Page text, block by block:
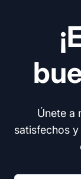
Únete a
satisfechos